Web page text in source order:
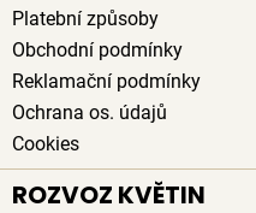
Platební způsoby
Obchodní podmínky
Reklamační podmínky
Ochrana os. údajů
Cookies
ROZVOZ KVĚTIN